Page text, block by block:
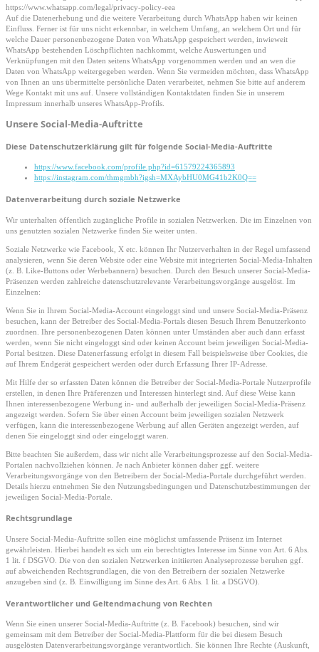
https://www.whatsapp.com/legal/privacy-policy-eea
Auf die Datenerhebung und die weitere Verarbeitung durch WhatsApp haben wir keinen
Einfluss. Ferner ist für uns nicht erkennbar, in welchem Umfang, an welchem Ort und für
welche Dauer personenbezogene Daten von WhatsApp gespeichert werden, inwieweit
WhatsApp bestehenden Löschpflichten nachkommt, welche Auswertungen und
Verknüpfungen mit den Daten seitens WhatsApp vorgenommen werden und an wen die
Daten von WhatsApp weitergegeben werden. Wenn Sie vermeiden möchten, dass WhatsApp
von Ihnen an uns übermittelte persönliche Daten verarbeitet, nehmen Sie bitte auf anderem
Wege Kontakt mit uns auf. Unsere vollständigen Kontaktdaten finden Sie in unserem
Impressum innerhalb unseres WhatsApp-Profils.
Unsere Social-Media-Auftritte
Diese Datenschutzerklärung gilt für folgende Social-Media-Auftritte
https://www.facebook.com/profile.php?id=61579224365893
https://instagram.com/thmgmbh?igsh=MXAybHU0MG41b2K0Q==
Datenverarbeitung durch soziale Netzwerke
Wir unterhalten öffentlich zugängliche Profile in sozialen Netzwerken. Die im Einzelnen von
uns genutzten sozialen Netzwerke finden Sie weiter unten.
Soziale Netzwerke wie Facebook, X etc. können Ihr Nutzerverhalten in der Regel umfassend
analysieren, wenn Sie deren Website oder eine Website mit integrierten Social-Media-Inhalten
(z. B. Like-Buttons oder Werbebannern) besuchen. Durch den Besuch unserer Social-Media-
Präsenzen werden zahlreiche datenschutzrelevante Verarbeitungsvorgänge ausgelöst. Im
Einzelnen:
Wenn Sie in Ihrem Social-Media-Account eingeloggt sind und unsere Social-Media-Präsenz
besuchen, kann der Betreiber des Social-Media-Portals diesen Besuch Ihrem Benutzerkonto
zuordnen. Ihre personenbezogenen Daten können unter Umständen aber auch dann erfasst
werden, wenn Sie nicht eingeloggt sind oder keinen Account beim jeweiligen Social-Media-
Portal besitzen. Diese Datenerfassung erfolgt in diesem Fall beispielsweise über Cookies, die
auf Ihrem Endgerät gespeichert werden oder durch Erfassung Ihrer IP-Adresse.
Mit Hilfe der so erfassten Daten können die Betreiber der Social-Media-Portale Nutzerprofile
erstellen, in denen Ihre Präferenzen und Interessen hinterlegt sind. Auf diese Weise kann
Ihnen interessenbezogene Werbung in- und außerhalb der jeweiligen Social-Media-Präsenz
angezeigt werden. Sofern Sie über einen Account beim jeweiligen sozialen Netzwerk
verfügen, kann die interessenbezogene Werbung auf allen Geräten angezeigt werden, auf
denen Sie eingeloggt sind oder eingeloggt waren.
Bitte beachten Sie außerdem, dass wir nicht alle Verarbeitungsprozesse auf den Social-Media-
Portalen nachvollziehen können. Je nach Anbieter können daher ggf. weitere
Verarbeitungsvorgänge von den Betreibern der Social-Media-Portale durchgeführt werden.
Details hierzu entnehmen Sie den Nutzungsbedingungen und Datenschutzbestimmungen der
jeweiligen Social-Media-Portale.
Rechtsgrundlage
Unsere Social-Media-Auftritte sollen eine möglichst umfassende Präsenz im Internet
gewährleisten. Hierbei handelt es sich um ein berechtigtes Interesse im Sinne von Art. 6 Abs.
1 lit. f DSGVO. Die von den sozialen Netzwerken initiierten Analyseprozesse beruhen ggf.
auf abweichenden Rechtsgrundlagen, die von den Betreibern der sozialen Netzwerke
anzugeben sind (z. B. Einwilligung im Sinne des Art. 6 Abs. 1 lit. a DSGVO).
Verantwortlicher und Geltendmachung von Rechten
Wenn Sie einen unserer Social-Media-Auftritte (z. B. Facebook) besuchen, sind wir
gemeinsam mit dem Betreiber der Social-Media-Plattform für die bei diesem Besuch
ausgelösten Datenverarbeitungsvorgänge verantwortlich. Sie können Ihre Rechte (Auskunft,